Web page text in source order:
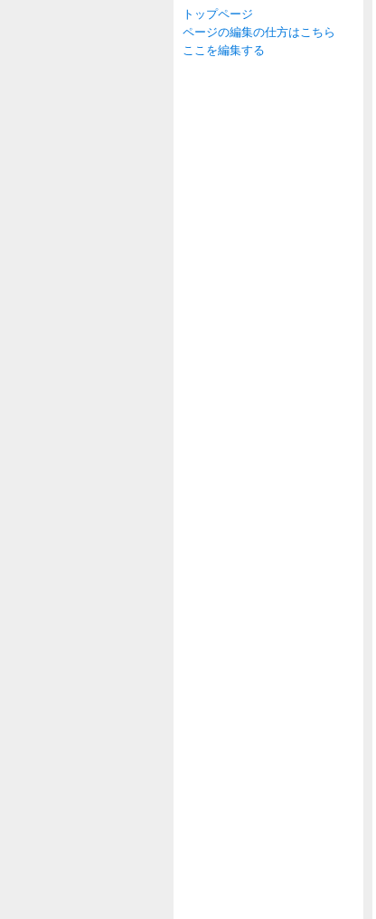
トップページ
ページの編集の仕方はこちら
ここを編集する